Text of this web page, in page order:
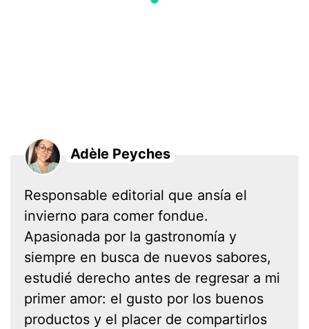
Adèle Peyches
Responsable editorial que ansía el
invierno para comer fondue.
Apasionada por la gastronomía y
siempre en busca de nuevos sabores,
estudié derecho antes de regresar a mi
primer amor: el gusto por los buenos
productos y el placer de compartirlos